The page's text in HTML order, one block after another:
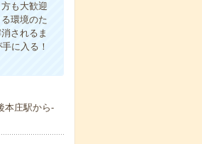
も大歓迎
環境のた
されるま
に入る！
本庄駅から-